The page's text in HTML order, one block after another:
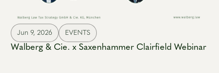
Jun 9, 2026 EVENTS
Walberg & Cie. x Saxenhammer Clairfield Webinar